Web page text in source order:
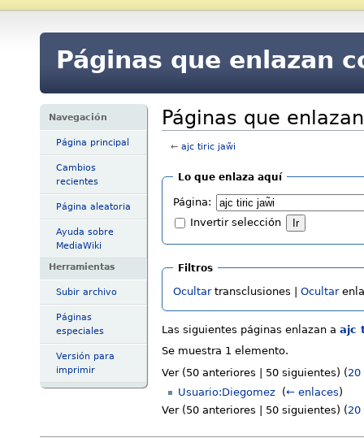
Páginas que enlazan
Navegación
Página principal
Cambios
recientes
Página aleatoria
Ayuda sobre
MediaWiki
Herramientas
Subir archivo
Páginas
especiales
Versión para
imprimir
Páginas que
← ajc tiric jaw̃i
Lo que enlaza aquí
Página:
Invertir selección
Filtros
Ocultartransclusiones | Ocultar
Las siguientes páginas enlazan a ajc
Se muestra 1 elemento.
Ver (50 anteriores | 50 siguientes) (20
Usuario:Diegomez (← enlaces)
Ver (50 anteriores | 50 siguientes) (20